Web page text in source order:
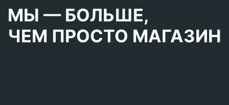
МЫ — БОЛЬШЕ,
ЧЕМ ПРОСТО МАГАЗИН